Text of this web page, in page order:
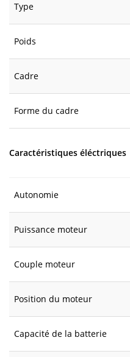
Type
Poids
Cadre
Forme du cadre
Caractéristiques éléctriques
Autonomie
Puissance moteur
Couple moteur
Position du moteur
Capacité de la batterie